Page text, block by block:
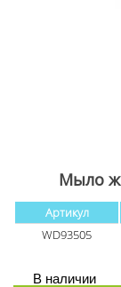
Мыло
Артикул
WD93505
В наличии